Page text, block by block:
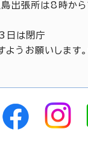
島出張所は8時か
日は閉庁
うお願いします。